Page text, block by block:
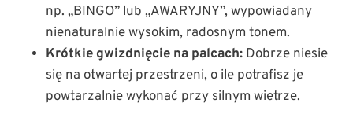
np. „BINGO” lub „AWARYJNY”, wypowiadany
nienaturalnie wysokim, radosnym tonem.
Krótkie gwizdnięcie na palcach: Dobrze niesie
się na otwartej przestrzeni, o ile potrafisz je
powtarzalnie wykonać przy silnym wietrze.